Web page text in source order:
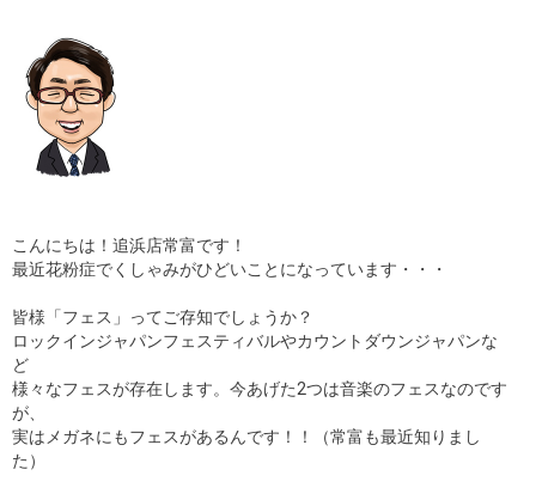
こんにちは！追浜店常富です！
最近花粉症でくしゃみがひどいことになっています・・・
皆様「フェス」ってご存知でしょうか？
ロックインジャパンフェスティバルやカウントダウンジャパンな
ど
様々なフェスが存在します。今あげた2つは音楽のフェスなのです
が、
実はメガネにもフェスがあるんです！！（常富も最近知りまし
た）